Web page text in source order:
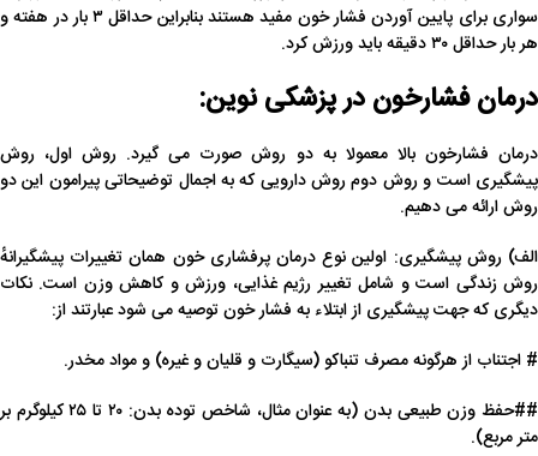
سواری برای پایین آوردن فشار خون مفید هستند بنابراین حداقل ۳ بار در هفته و
هر بار حداقل ۳۰ دقیقه باید ورزش کرد.
درمان فشارخون در پزشکی نوین:
درمان فشارخون بالا معمولا به دو روش صورت می گیرد. روش اول، روش
پیشگیری است و روش دوم روش دارویی که به اجمال توضیحاتی پیرامون این دو
روش ارائه می دهیم.
الف) روش پیشگیری: اولین نوع درمان پرفشاری خون همان تغییرات پیشگیرانهٔ
روش زندگی است و شامل تغییر رژیم غذایی، ورزش و کاهش وزن است. نکات
دیگری که جهت پیشگیری از ابتلاء به فشار خون توصیه می شود عبارتند از:
# اجتناب از هرگونه مصرف تنباکو (سیگارت و قلیان و غیره) و مواد مخدر.
##حفظ وزن طبیعی بدن (به عنوان مثال، شاخص توده بدن: ۲۰ تا ۲۵ کیلوگرم بر
متر مربع).